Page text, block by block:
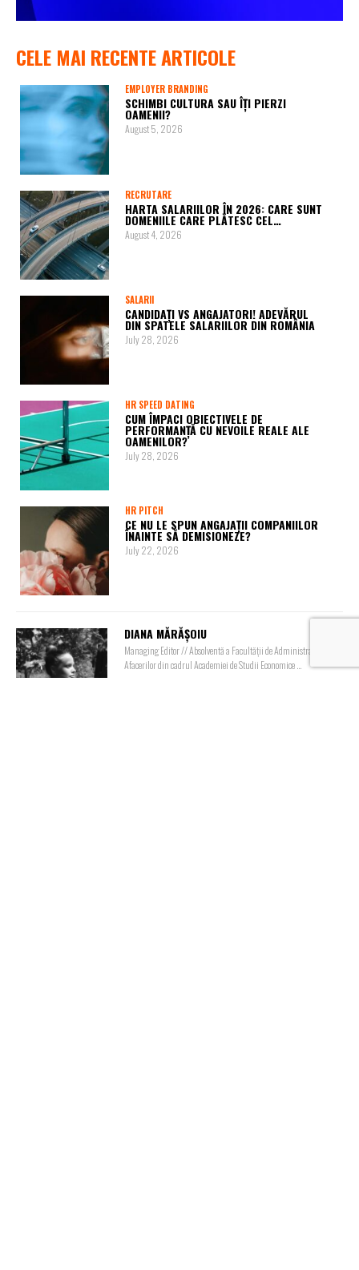
CELE MAI RECENTE ARTICOLE
EMPLOYER BRANDING
SCHIMBI CULTURA SAU ÎȚI PIERZI
OAMENII?
August 5, 2026
RECRUTARE
HARTA SALARIILOR ÎN 2026: CARE SUNT
DOMENIILE CARE PLĂTESC CEL…
August 4, 2026
SALARII
CANDIDAȚI VS ANGAJATORI! ADEVĂRUL
DIN SPATELE SALARIILOR DIN ROMÂNIA
July 28, 2026
HR SPEED DATING
CUM ÎMPACI OBIECTIVELE DE
PERFORMANȚĂ CU NEVOILE REALE ALE
OAMENILOR?
July 28, 2026
HR PITCH
CE NU LE SPUN ANGAJAȚII COMPANIILOR
ÎNAINTE SĂ DEMISIONEZE?
July 22, 2026
DIANA MĂRĂȘOIU
Managing Editor // Absolventă a Facultății de Administrarea
Afacerilor din cadrul Academiei de Studii Economice ...